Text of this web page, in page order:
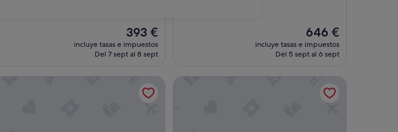
El
precio
actual
393 €
incluye tasas e impuestos
Del 7 sept al 8 sept
El
precio
actual
646 €
incluye tasas e impuestos
Del 5 sept al 6 sept